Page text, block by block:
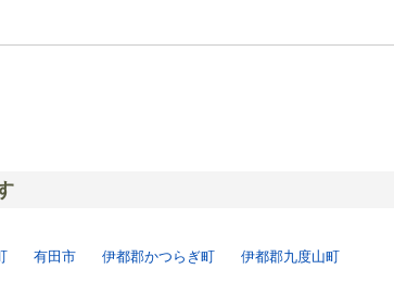
有田市 伊都郡かつらぎ町
伊都郡九度山町